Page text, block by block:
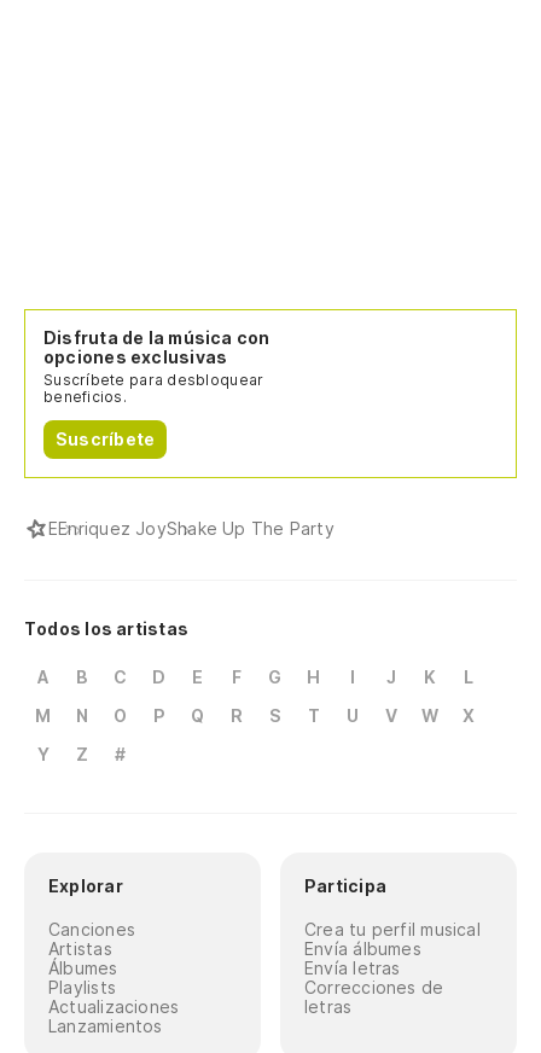
Disfruta de la música con
opciones exclusivas
Suscríbete para desbloquear
beneficios.
Suscríbete
EEnriquez JoyShake Up The Party
Todos los artistas
A B C D E F G H I J K
L
M
N O P Q R S T U V W
X
Y
Z #
Explorar
Canciones
Artistas
Álbumes
Playlists
Actualizaciones
Lanzamientos
Participa
Crea tu perfil musical
Envía álbumes
Envía letras
Correcciones de
letras